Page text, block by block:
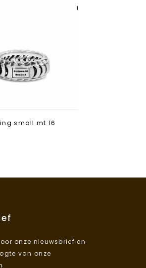
small mt 16
onze nieuwsbrief en
van onze